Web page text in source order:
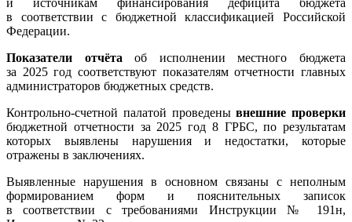
и источникам финансирования дефицита бюджета
в соответствии с бюджетной классификацией Российской
Федерации.
Показатели отчёта об исполнении местного бюджета
за 2025 год соответствуют показателям отчетности главных
администраторов бюджетных средств.
Контрольно-счетной палатой проведенывнешние проверки
бюджетной отчетности за 2025 год 8 ГРБС, по результатам
которых выявлены нарушения и недостатки, которые
отражены в заключениях.
Выявленные нарушения в основном связаны с неполным
формированием форм и пояснительных записок
в соответствии с требованиями Инструкции № 191н,